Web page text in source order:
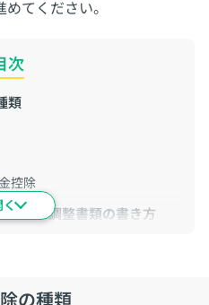
てください。
次
類
控除
と年末調整書類の書き方
の種類